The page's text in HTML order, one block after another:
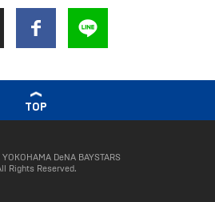
TOP
DeNA BAYSTARS
Rights Reserved.